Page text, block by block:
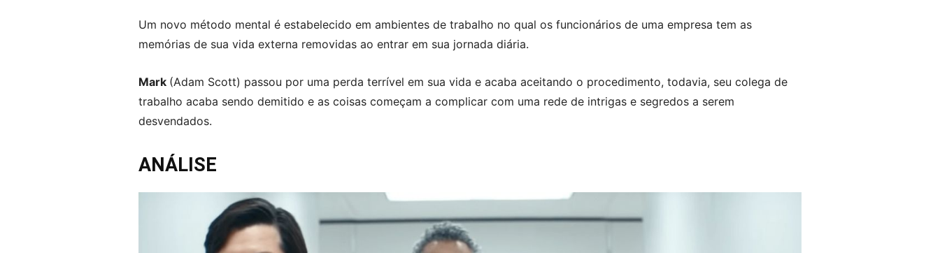
Um novo método mental é estabelecido em ambientes de trabalho no qual os funcionários de uma empresa tem as
memórias de sua vida externa removidas ao entrar em sua jornada diária.
Mark (Adam Scott) passou por uma perda terrível em sua vida e acaba aceitando o procedimento, todavia, seu colega de
trabalho acaba sendo demitido e as coisas começam a complicar com uma rede de intrigas e segredos a serem
desvendados.
ANÁLISE